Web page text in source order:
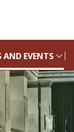
AND EVENTS